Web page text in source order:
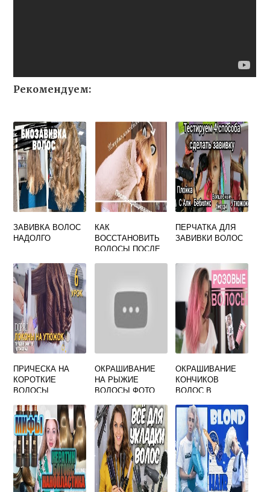
Рекомендуем:
ЗАВИВКА ВОЛОС
НАДОЛГО
КАК
ВОССТАНОВИТЬ
ВОЛОСЫ ПОСЛЕ
ПЕРЧАТКА ДЛЯ
ЗАВИВКИ ВОЛОС
ПРИЧЕСКА НА
КОРОТКИЕ
ВОЛОСЫ
ОКРАШИВАНИЕ
НА РЫЖИЕ
ВОЛОСЫ ФОТО
ОКРАШИВАНИЕ
КОНЧИКОВ
ВОЛОС В